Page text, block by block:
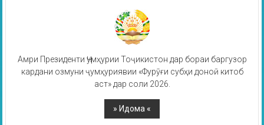
Амри Президенти Ҷумҳурии Тоҷикистон дар бораи баргузор
кардани озмуни ҷумҳуриявии «Фурӯғи субҳи доноӣ китоб
аст» дар соли 2026.